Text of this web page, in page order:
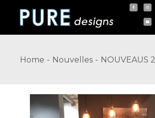
content
Home Nouvelles NOUVEAUS